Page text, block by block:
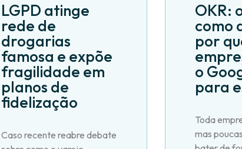
LGPD atinge
rede de
drogarias
famosa e expõe
fragilidade em
planos de
fidelização
Caso recente reabre debate
OKR:
como
por
o
para
Toda
mas